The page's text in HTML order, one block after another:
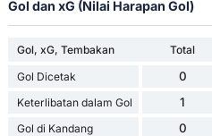
Gol dan xG (Nilai Harapan Gol)
Gol, xG, Tembakan Total
Gol Dicetak
0
Keterlibatan dalam Gol 1
Gol di Kandang 0